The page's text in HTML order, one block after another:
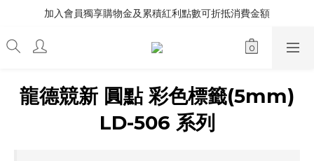
加入會員獨享購物金及累積紅利點數可折抵消費金額
龍德競新 圓點 彩色標籤(5mm)
LD-506 系列